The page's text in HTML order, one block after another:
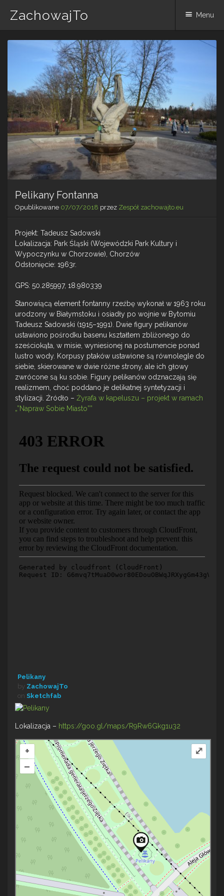
ZachowajTo Menu
Skip
Pelikany Fontanna
Opublikowane 07/07/2018 przez Zespół zachowajto.eu
Projekt: Tadeusz Sadowski
Lokalizacja: Park Śląski (Wojewódzki Park Kultury i
Wypoczynku w Chorzowie), Chorzów
Odsłonięcie: 1963r.
GPS: 50.285997, 18.980339
Stanowiącą element fontanny rzeźbę wykonał w 1963 roku
urodzony w Białymstoku i osiadły po wojnie w Bytomiu
Tadeusz Sadowski (1915–1991). Dwie figury pelikanów
ustawiono pośrodku basenu kształtem zbliżonego do
sześciokąta, w misie, wyniesionej na postumencie ponad
lustro wody. Korpusy ptaków ustawione są równolegle do
siebie, skierowane w dwie różne strony, ale ich głowy
zwrócone są ku sobie. Figury pelikanów odznaczają się
realizmem, choć poddano je delikatnej syntetyzacji i
stylizacji. Źródło – Żyrafa w kapeluszu – projekt w ramach
„”Napraw Sobie Miasto””
Pelikany
by ZachowajTo
on Sketchfab
Lokalizacja – https://goo.gl/maps/R9Rw6Gkg1u32
+
–
⤢